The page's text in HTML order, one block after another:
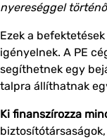
nyereséggel
Ezek a
igényelnek. A PE
segíthetnek egy
talpra állíthatnak
Ki finanszírozza